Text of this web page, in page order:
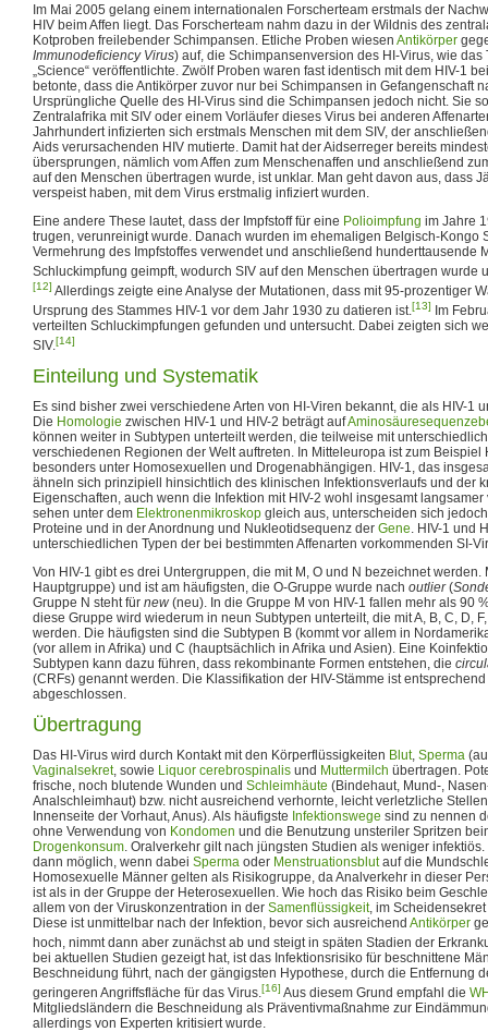
Im Mai 2005 gelang einem internationalen Forscherteam erstmals der
HIV beim Affen liegt. Das Forscherteam nahm dazu in der Wildnis des
Kotproben freilebender Schimpansen. Etliche Proben wiesen Antikörper
Immunodeficiency Virus) auf, die Schimpansenversion des HI-Virus, wie das
„Science“ veröffentlichte. Zwölf Proben waren fast identisch mit dem HIV-1
betonte, dass die Antikörper zuvor nur bei Schimpansen in Gefangenschaft
Ursprüngliche Quelle des HI-Virus sind die Schimpansen jedoch nicht. Sie
Zentralafrika mit SIV oder einem Vorläufer dieses Virus bei anderen
Jahrhundert infizierten sich erstmals Menschen mit dem SIV, der
Aids verursachenden HIV mutierte. Damit hat der Aidserreger bereits
übersprungen, nämlich vom Affen zum Menschenaffen und anschließend
auf den Menschen übertragen wurde, ist unklar. Man geht davon aus, dass
verspeist haben, mit dem Virus erstmalig infiziert wurden.
Eine andere These lautet, dass der Impfstoff für eine Polioimpfung im Jahre
trugen, verunreinigt wurde. Danach wurden im ehemaligen Belgisch-Kongo
Vermehrung des Impfstoffes verwendet und anschließend hunderttausende
Schluckimpfung geimpft, wodurch SIV auf den Menschen übertragen wurde
[12] Allerdings zeigte eine Analyse der Mutationen, dass mit 95-prozentiger
Ursprung des Stammes HIV-1 vor dem Jahr 1930 zu datieren ist.[13]
Im
verteilten Schluckimpfungen gefunden und untersucht. Dabei zeigten sich
SIV.[14]
Einteilung und Systematik
Es sind bisher zwei verschiedene Arten von HI-Viren bekannt, die als HIV-1
Die Homologie zwischen HIV-1 und HIV-2 beträgt auf
können weiter in Subtypen unterteilt werden, die teilweise mit
verschiedenen Regionen der Welt auftreten. In Mitteleuropa ist zum Beispiel
besonders unter Homosexuellen und Drogenabhängigen. HIV-1, das
ähneln sich prinzipiell hinsichtlich des klinischen Infektionsverlaufs und der
Eigenschaften, auch wenn die Infektion mit HIV-2 wohl insgesamt
sehen unter dem Elektronenmikroskop gleich aus, unterscheiden sich
Proteine und in der Anordnung und Nukleotidsequenz der Gene. HIV-1 und
unterschiedlichen Typen der bei bestimmten Affenarten vorkommenden SI-
Von HIV-1 gibt es drei Untergruppen, die mit M, O und N bezeichnet werden.
Hauptgruppe) und ist am häufigsten, die O-Gruppe wurde nach outlier(
Gruppe N steht für new (neu). In die Gruppe M von HIV-1 fallen mehr als 90
diese Gruppe wird wiederum in neun Subtypen unterteilt, die mit A, B, C, D,
werden. Die häufigsten sind die Subtypen B (kommt vor allem in
(vor allem in Afrika) und C (hauptsächlich in Afrika und Asien). Eine
Subtypen kann dazu führen, dass rekombinante Formen entstehen, die
(CRFs) genannt werden. Die Klassifikation der HIV-Stämme ist
abgeschlossen.
Übertragung
Das HI-Virus wird durch Kontakt mit den Körperflüssigkeiten Blut, Sperma
Vaginalsekret, sowie Liquor cerebrospinalis und Muttermilch übertragen.
frische, noch blutende Wunden und Schleimhäute (Bindehaut, Mund-,
Analschleimhaut) bzw. nicht ausreichend verhornte, leicht verletzliche
Innenseite der Vorhaut, Anus). Als häufigste Infektionswege sind zu nennen
ohne Verwendung von Kondomen und die Benutzung unsteriler Spritzen
Drogenkonsum. Oralverkehr gilt nach jüngsten Studien als weniger
dann möglich, wenn dabei Sperma oder Menstruationsblutauf die
Homosexuelle Männer gelten als Risikogruppe, da Analverkehr in dieser
ist als in der Gruppe der Heterosexuellen. Wie hoch das Risiko beim
allem von der Viruskonzentration in der Samenflüssigkeit, im
Diese ist unmittelbar nach der Infektion, bevor sich ausreichend Antikörper
hoch, nimmt dann aber zunächst ab und steigt in späten Stadien der
bei aktuellen Studien gezeigt hat, ist das Infektionsrisiko für beschnittene
Beschneidung führt, nach der gängigsten Hypothese, durch die Entfernung
geringeren Angriffsfläche für das Virus.[16] Aus diesem Grund empfahl die
Mitgliedsländern die Beschneidung als Präventivmaßnahme zur
allerdings von Experten kritisiert wurde.